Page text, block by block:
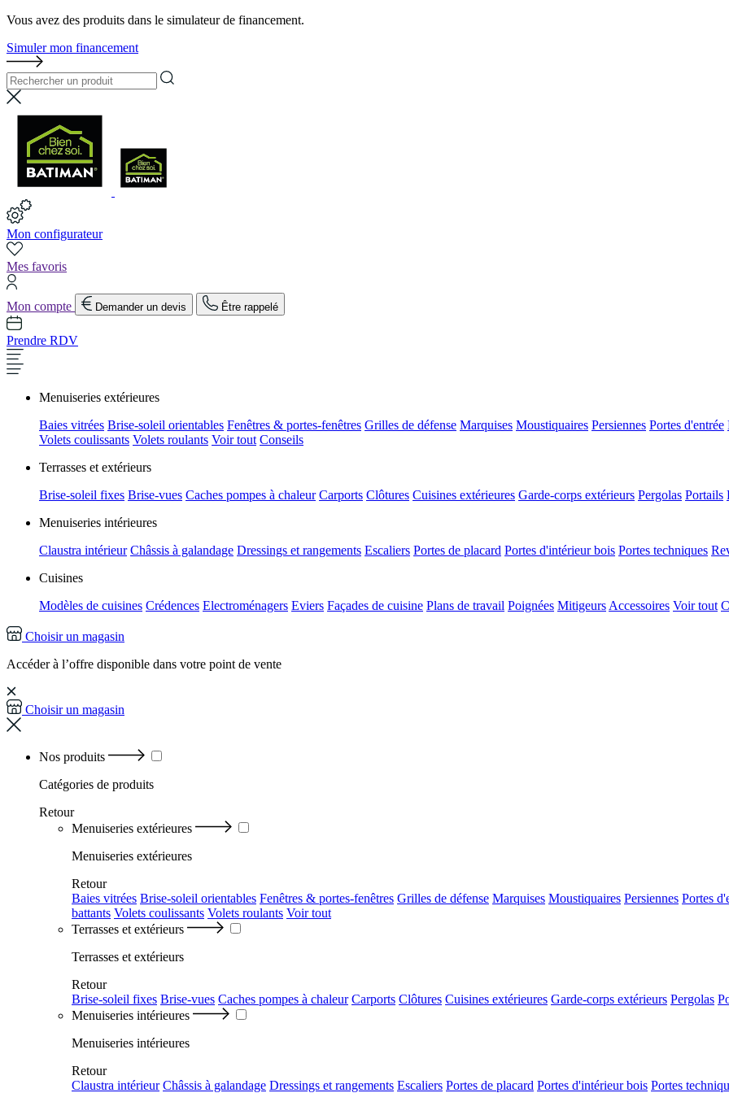
Vous avez des produits dans le simulateur de financement.
Simuler mon financement
Mon configurateur
Mes favoris
Mon compte Demander un devis Être rappelé
Prendre RDV
Menuiseries extérieures
Baies vitrées Brise-soleil orientables Fenêtres & portes-fenêtres Grilles de défense Marquises Moustiquaires Persiennes Portes d'entrée
Volets coulissants Volets roulants Voir tout Conseils
Terrasses et extérieurs
Brise-soleil fixes Brise-vues Caches pompes à chaleur Carports Clôtures Cuisines extérieures Garde-corps extérieurs Pergolas Portails
Menuiseries intérieures
Claustra intérieur Châssis à galandage Dressings et rangements Escaliers Portes de placard Portes d'intérieur bois Portes techniques
Cuisines
Modèles de cuisines Crédences Electroménagers Eviers Façades de cuisine Plans de travail Poignées Mitigeurs Accessoires Voir tout
Choisir un magasin
Accéder à l’offre disponible dans votre point de vente
Choisir un magasin
Nos produits
Catégories de produits
Retour
Menuiseries extérieures
Menuiseries extérieures
Retour
Baies vitrées Brise-soleil orientables Fenêtres & portes-fenêtres Grilles de défense Marquises Moustiquaires Persiennes Portes
battants Volets coulissants Volets roulants Voir tout
Terrasses et extérieurs
Terrasses et extérieurs
Retour
Brise-soleil fixes Brise-vues Caches pompes à chaleur Carports Clôtures Cuisines extérieures Garde-corps extérieurs Pergolas
Menuiseries intérieures
Menuiseries intérieures
Retour
Claustra intérieur Châssis à galandage Dressings et rangements Escaliers Portes de placard Portes d'intérieur bois Portes